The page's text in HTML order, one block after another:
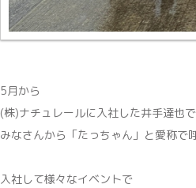
5月から
(株)ナチュレールに入社した井手達也で
みなさんから「たっちゃん」と愛称で
入社して様々なイベントで